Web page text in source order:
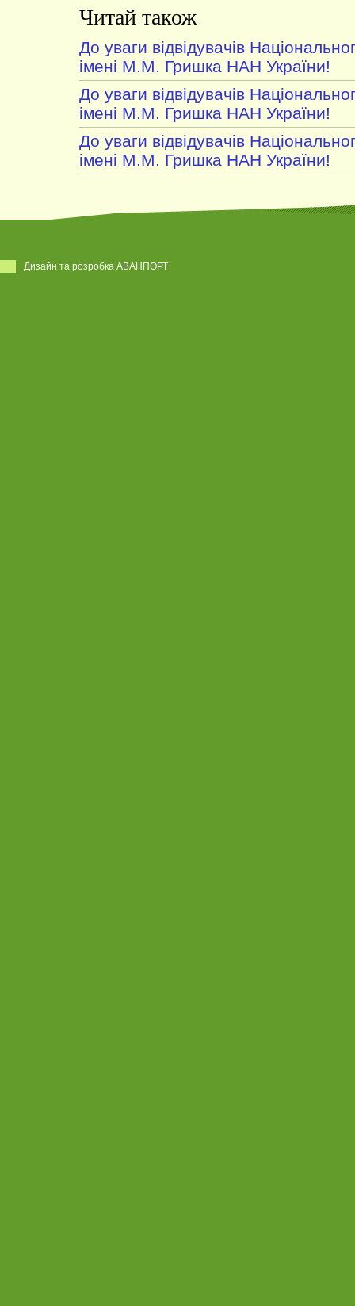
Читай також
До уваги відвідувачів
імені М.М. Гришка НАН України!
До уваги відвідувачів
імені М.М. Гришка НАН України!
До уваги відвідувачів
імені М.М. Гришка НАН України!
Дизайн та розробка АВАНПОРТ